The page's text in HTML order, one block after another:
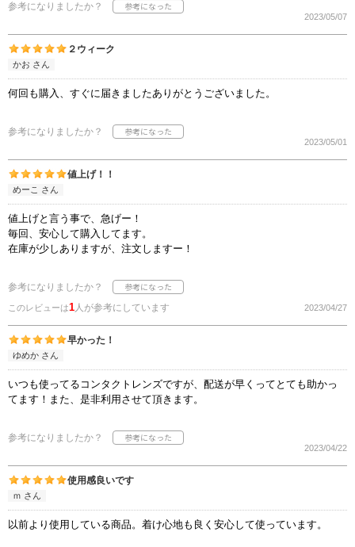
参考になりましたか？
2023/05/07
２ウィーク
かお さん
何回も購入、すぐに届きましたありがとうございました。
参考になりましたか？
2023/05/01
値上げ！！
めーこ さん
値上げと言う事で、急げー！
毎回、安心して購入してます。
在庫が少しありますが、注文しますー！
参考になりましたか？
このレビューは1人が参考にしています 2023/04/27
早かった！
ゆめか さん
いつも使ってるコンタクトレンズですが、配送が早くってとても助かっ
てます！また、是非利用させて頂きます。
参考になりましたか？
2023/04/22
使用感良いです
ｍ さん
以前より使用している商品。着け心地も良く安心して使っています。